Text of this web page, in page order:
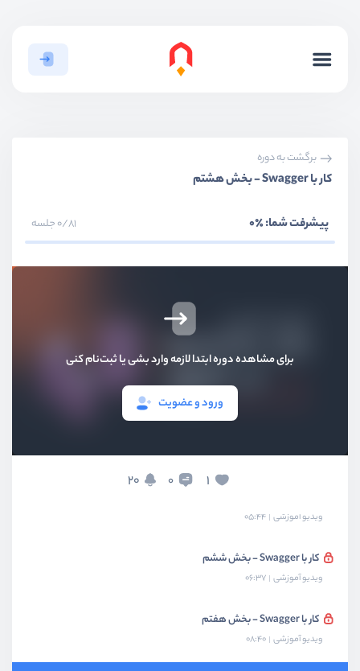
برگشت به دوره
کار با Swagger - بخش هشتم
پیشرفت شما:٪0 0/81 جلسه
برای مشاهده دوره ابتدا لازمه وارد بشی یا ثبت‌نام کنی
ورود و عضویت
1
0
20
تست نویسی - بخش چهارم
ویدیو آموزشی
ویدیو آموزشی 07:29
ویدیو آموزشی 05:44
کار با Swagger - بخش ششم
ویدیو آموزشی 06:37
کار با Swagger - بخش هفتم
ویدیو آموزشی 08:40